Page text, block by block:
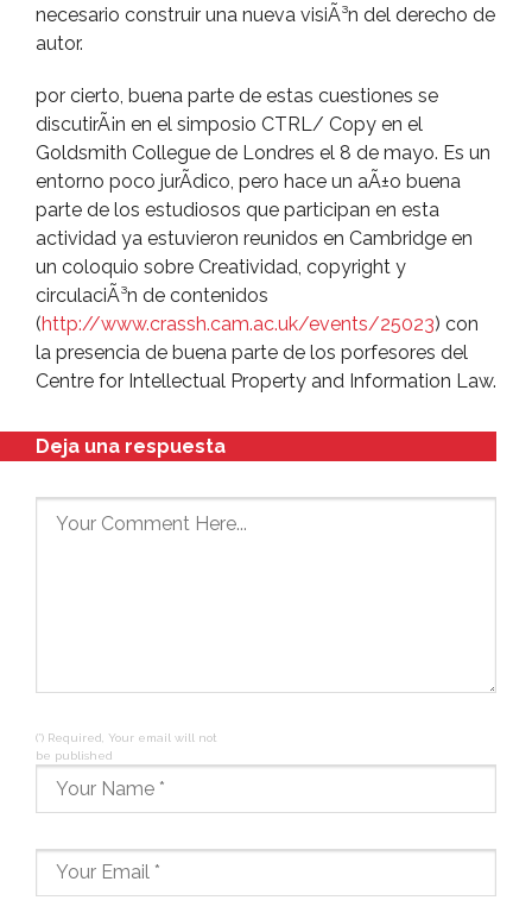
necesario construir una nueva visiÃ³n del derecho de
autor.
por cierto, buena parte de estas cuestiones se
discutirÃ¡n en el simposio CTRL/ Copy en el
Goldsmith Collegue de Londres el 8 de mayo. Es un
entorno poco jurÃ­dico, pero hace un aÃ±o buena
parte de los estudiosos que participan en esta
actividad ya estuvieron reunidos en Cambridge en
un coloquio sobre Creatividad, copyright y
circulaciÃ³n de contenidos
(http://www.crassh.cam.ac.uk/events/25023) con
la presencia de buena parte de los porfesores del
Centre for Intellectual Property and Information Law.
Deja una respuesta
(*) Required, Your email will not
be published